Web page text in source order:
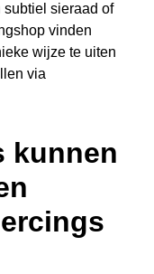
subtiel sieraad of
vinden
wijze te uiten
via
kunnen